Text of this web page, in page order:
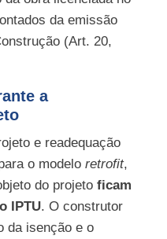
da emissão
(Art. 20,
a
e readequação
o modelo retrofit,
do projeto ficam
IPTU. O construtor
da isenção e o